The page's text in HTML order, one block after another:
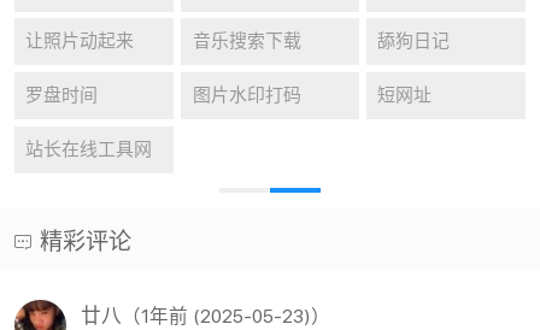
让照片动起来 音乐搜索下载 舔狗日记
罗盘时间 图片水印打码 短网址
站长在线工具网
精彩评论
廿八 （1年前 (2025-05-23)）